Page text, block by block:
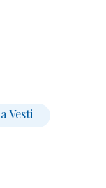
Vesti